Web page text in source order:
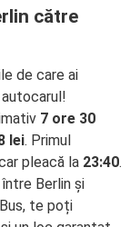
către
de care ai
7 ore 30
lei. Primul
pleacă la 23:40.
Berlin și
te poți